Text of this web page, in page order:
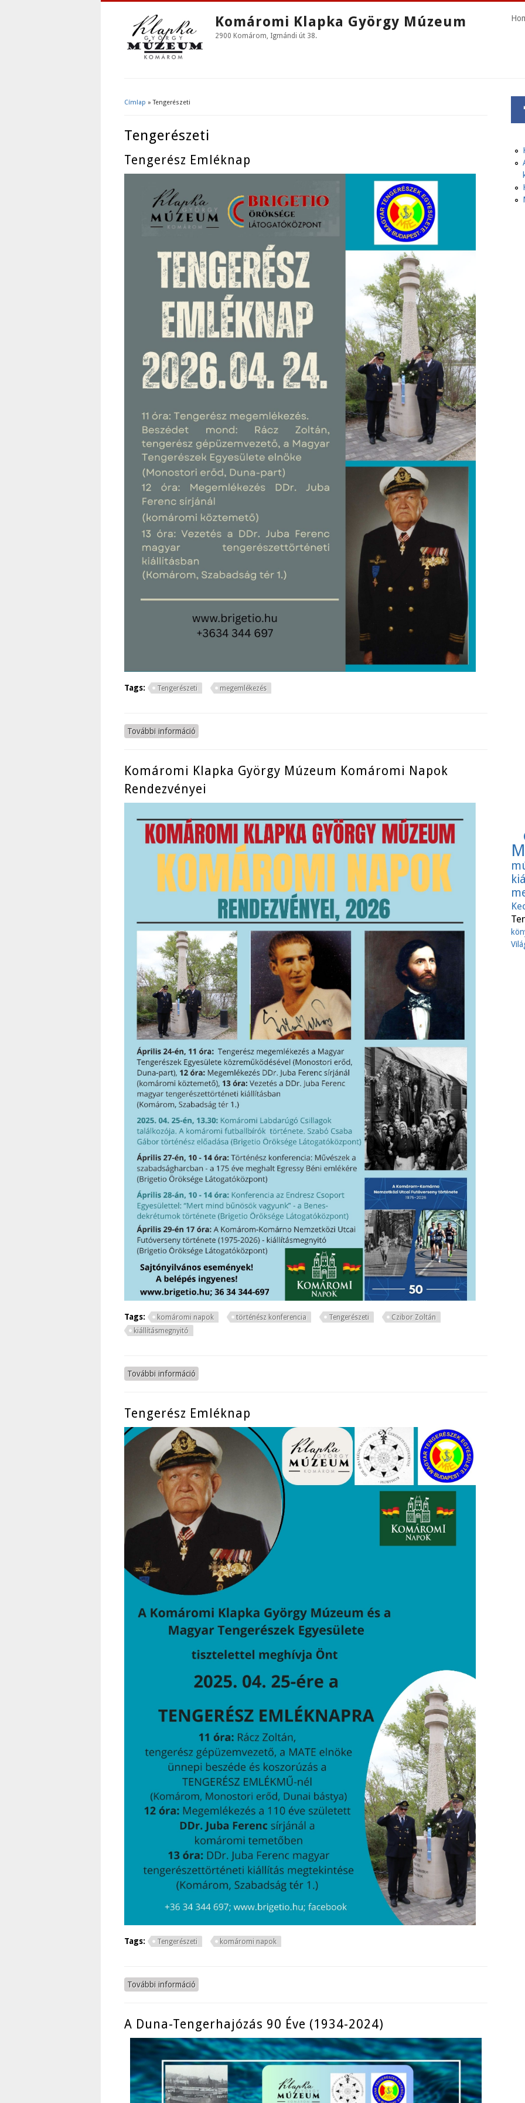
Komáromi Klapka György Múzeum
2900 Komárom, Igmándi út 38.
Címlap » Tengerészeti
Tengerészeti
Tengerész Emléknap
Tags: Tengerészeti megemlékezés
További információ
Komáromi Klapka György Múzeum Komáromi Napok
Rendezvényei
Tags: komáromi napok történész konferencia Tengerészeti
Czibor Zoltán
kiállításmegnyitó
További információ
Tengerész Emléknap
Tags: Tengerészeti komáromi napok
További információ
A Duna-Tengerhajózás 90 Éve (1934-2024)